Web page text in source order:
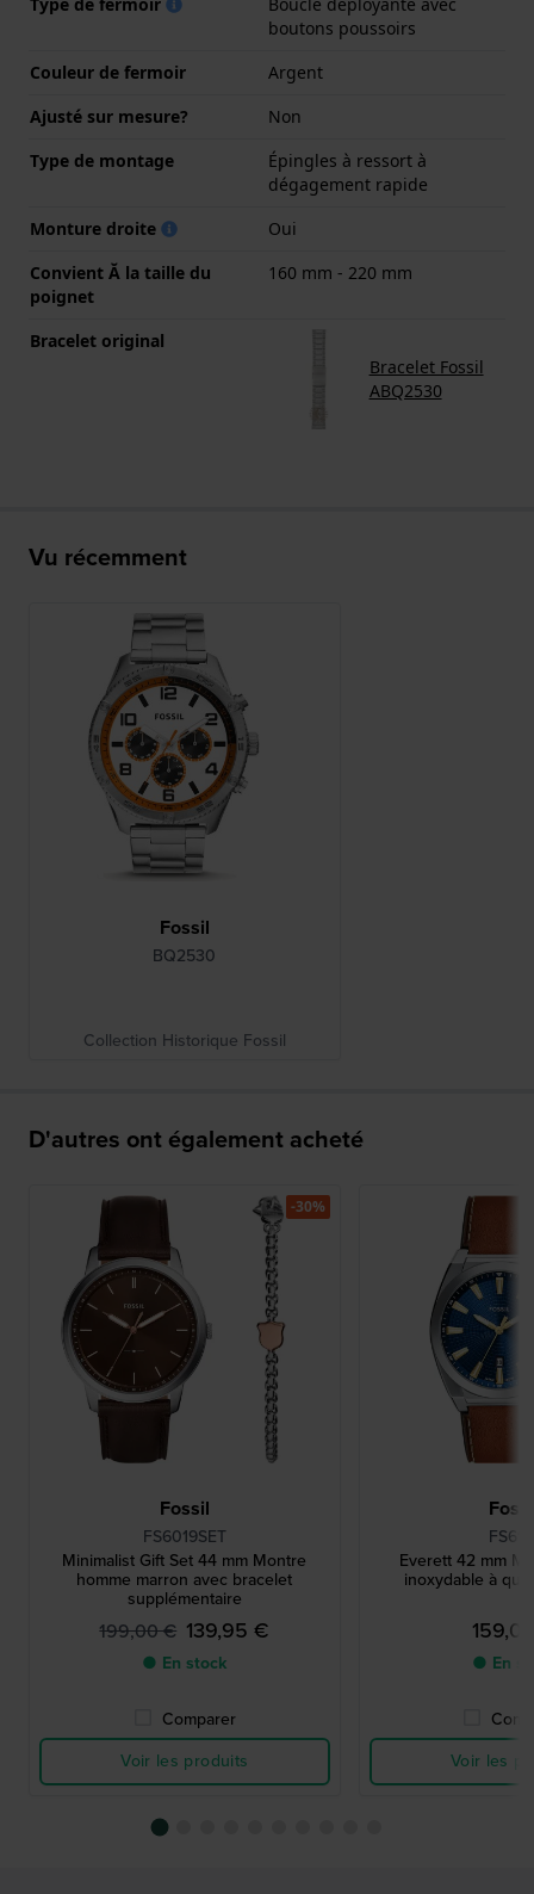
boutons poussoirs
Couleur de fermoir
Argent
Ajusté sur mesure?
Non
Type de montage
Épingles à ressort à
dégagement rapide
Monture droite
Oui
Convient Ă la taille du
poignet
160 mm - 220 mm
Bracelet original
Bracelet Fossil
ABQ2530
Vu récemment
Fossil
BQ2530
Collection Historique Fossil
D'autres ont également acheté
Fossil
FS6019SET
Minimalist Gift Set 44 mm Montre
homme marron avec bracelet
supplémentaire
199,00 € 139,95 €
● En stock
Comparer
Voir les produits
-30%
Everett 42 mm
inoxydable à
● En
Voir les